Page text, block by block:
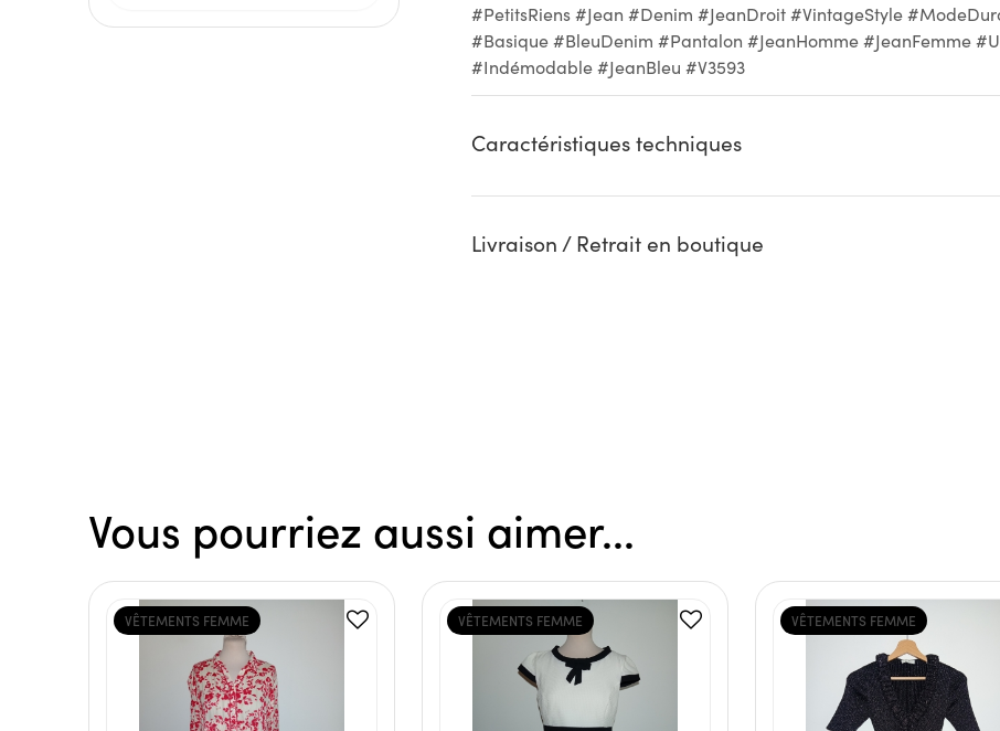
#PetitsRiens #Jean #Denim #JeanDroit #VintageStyle
#Basique #BleuDenim #Pantalon #JeanHomme #JeanFemme
#Indémodable #JeanBleu #V3593
Caractéristiques techniques
Livraison / Retrait en boutique
Vous pourriez aussi aimer...
VÊTEMENTS FEMME VÊTEMENTS FEMME VÊTEMENTS FEMME